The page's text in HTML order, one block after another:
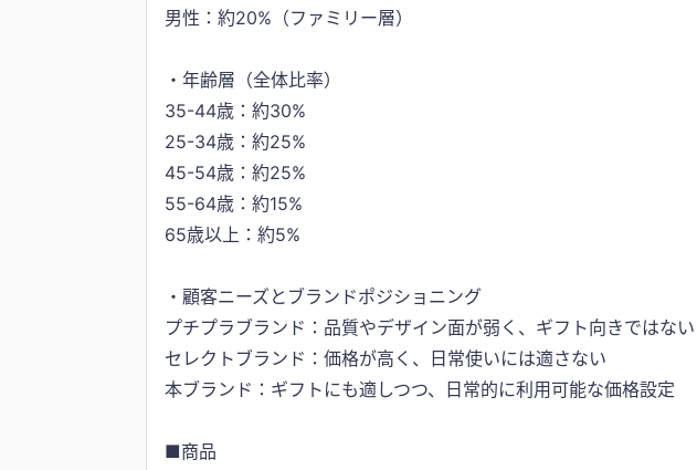
男性：約20%（ファミリー層）
・年齢層（全体比率）
35-44歳：約30%
25-34歳：約25%
45-54歳：約25%
55-64歳：約15%
65歳以上：約5%
・顧客ニーズとブランドポジショニング
プチプラブランド：品質やデザイン面が弱く、ギフト向きではない
セレクトブランド：価格が高く、日常使いには適さない
本ブランド：ギフトにも適しつつ、日常的に利用可能な価格設定
■商品